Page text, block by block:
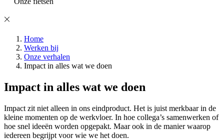
Home
Werken bij
Onze verhalen
Impact in alles wat we doen
Impact in alles wat we doen
Impact zit niet alleen in ons eindproduct. Het is juist merkbaar in de
kleine momenten op de werkvloer. In hoe collega’s samenwerken of
hoe snel ideeën worden opgepakt. Maar ook in de manier waarop
iedereen begrijpt voor wie we het doen.